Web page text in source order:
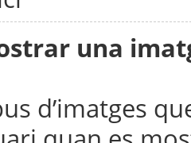
una
d’imatges